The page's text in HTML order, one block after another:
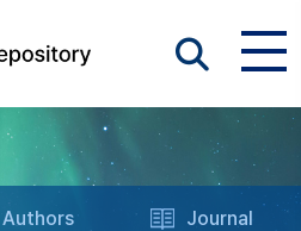
Authors Journal